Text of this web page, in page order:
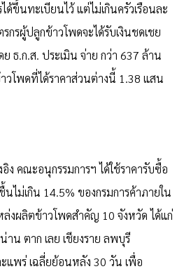
ด้ขึ้นทะเบียนไว้ แต่ไม่เกินครัวเรือนละ
กรผู้ปลูกข้าวโพดจะได้รับเงินชดเชย
ธ.ก.ส. ประเมิน จ่าย กว่า 637 ล้าน
วโพดที่ได้ราคาส่วนต่างนี้ 1.38 แสน
ง คณะอนุกรรมการฯ ได้ใช้ราคารับซื้อ
ไม่เกิน 14.5% ของกรมการค้าภายใน
งผลิตข้าวโพดสำคัญ 10 จังหวัด ได้แก่
น ตาก เลย เชียงราย ลพบุรี
แพร่ เฉลี่ยย้อนหลัง 30 วัน เพื่อ